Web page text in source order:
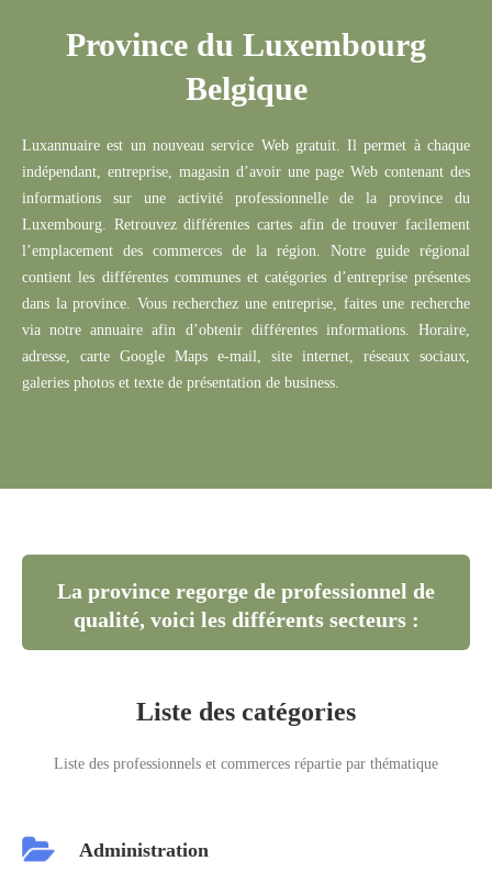
Rechercher
Province du Luxembourg
Belgique
Luxannuaire est un nouveau service Web gratuit. Il permet à chaque
indépendant, entreprise, magasin d’avoir une page Web contenant des
informations sur une activité professionnelle de la province du
Luxembourg. Retrouvez différentes cartes afin de trouver facilement
l’emplacement des commerces de la région. Notre guide régional
contient les différentes communes et catégories d’entreprise présentes
dans la province. Vous recherchez une entreprise, faites une recherche
via notre annuaire afin d’obtenir différentes informations. Horaire,
adresse, carte Google Maps e-mail, site internet, réseaux sociaux,
galeries photos et texte de présentation de business.
La province regorge de professionnel de
qualité, voici les différents secteurs :
Liste des catégories
Liste des professionnels et commerces répartie par thématique
Administration